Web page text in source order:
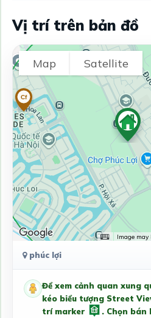
Vị trí trên bản đồ
Map Satellite
Image
phúc lợi
Để xem cảnh quan xung
kéo biểu tượng Street
trí marker
. Chọn bán